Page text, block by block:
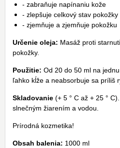
- zabraňuje napínaniu kože
- zlepšuje celkový stav pokožky
- zjemňuje a zjemňuje pokožku
Určenie oleja: Masáž proti
pokožky.
Použitie: Od 20 do 50 ml na
ľahko kĺže a neabsorbuje sa príliš
Skladovanie (+ 5 ° C až + 25 °
slnečným žiarením a vodou.
Prírodná kozmetika!
Obsah balenia: 1000 ml